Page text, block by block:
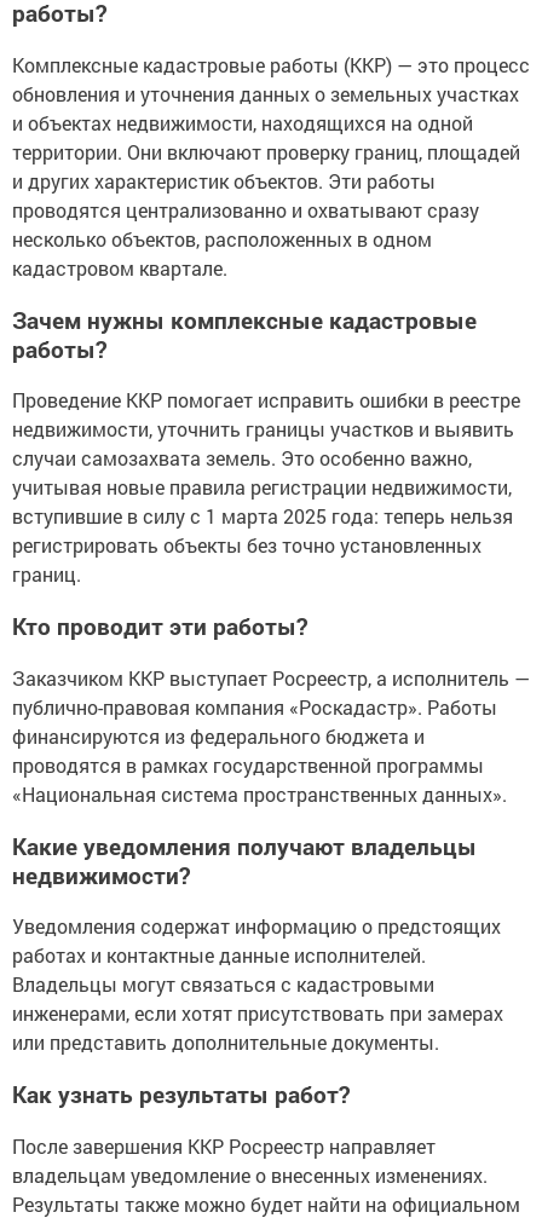
работы?
Комплексные кадастровые работы (ККР) — это процесс
обновления и уточнения данных о земельных участках
и объектах недвижимости, находящихся на одной
территории. Они включают проверку границ, площадей
и других характеристик объектов. Эти работы
проводятся централизованно и охватывают сразу
несколько объектов, расположенных в одном
кадастровом квартале.
Зачем нужны комплексные кадастровые
работы?
Проведение ККР помогает исправить ошибки в реестре
недвижимости, уточнить границы участков и выявить
случаи самозахвата земель. Это особенно важно,
учитывая новые правила регистрации недвижимости,
вступившие в силу с 1 марта 2025 года: теперь нельзя
регистрировать объекты без точно установленных
границ.
Кто проводит эти работы?
Заказчиком ККР выступает Росреестр, а исполнитель —
публично-правовая компания «Роскадастр». Работы
финансируются из федерального бюджета и
проводятся в рамках государственной программы
«Национальная система пространственных данных».
Какие уведомления получают владельцы
недвижимости?
Уведомления содержат информацию о предстоящих
работах и контактные данные исполнителей.
Владельцы могут связаться с кадастровыми
инженерами, если хотят присутствовать при замерах
или представить дополнительные документы.
Как узнать результаты работ?
После завершения ККР Росреестр направляет
владельцам уведомление о внесенных изменениях.
Результаты также можно будет найти на официальном